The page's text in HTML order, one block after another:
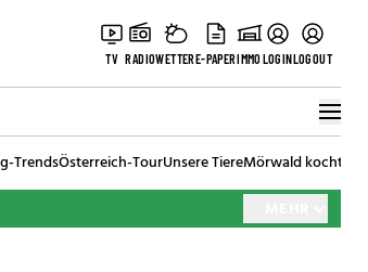
TV RADIOWETTERE-PAPERIMMOLOGINLOGOUT
TrendsÖsterreich-TourUnsere TiereMörwald kocht